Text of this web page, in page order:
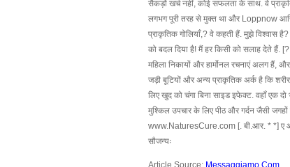
सैकड़ों खर्च नहीं, कोई सफलता के साथ. वे
लगभग पूरी तरह से मुक्त था और Loppnow
प्राकृतिक गोलियाँ,? वे कहती हैं. मुझे विश्वास
को बदल दिया है! मैं हर किसी को सलाह देते हैं.
महिला निकायों और हार्मोनल रचनाएं अलग
जड़ी बूटियों और अन्य प्राकृतिक अर्क है कि
लिए खुद को चंगा बिना साइड इफेक्ट. वहाँ एक
मुश्किल उपचार के लिए पीठ और गर्दन जैसी
www.NaturesCure.com [. बी.आर. * *] ए
सौजन्यः
Article Source: Messaggiamo.Com